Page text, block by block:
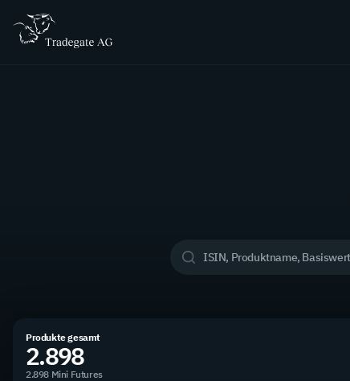
Produkte gesamt
2.898
2.898 Mini Futures